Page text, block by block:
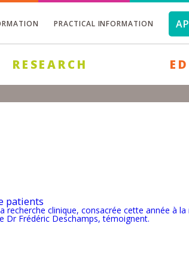
PRACTICAL INFORMATION
RESEARCH
patients
recherche clinique, consacrée cette année à
Dr Frédéric Deschamps, témoignent.